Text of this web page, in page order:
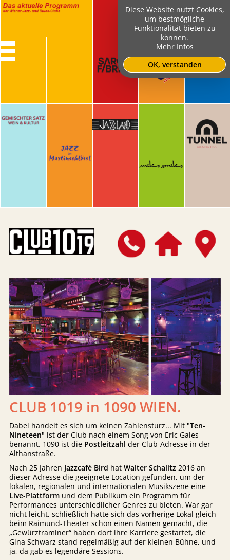
CLUB 1019 in 1090 WIEN.
Dabei handelt es sich um keinen Zahlensturz... Mit "Ten-
Nineteen" ist der Club nach einem Song von Eric Gales
benannt. 1090 ist die Postleitzahl der Club-Adresse in der
Althanstraße.
Nach 25 Jahren Jazzcafé Bird hatWalter Schalitz2016 an
dieser Adresse die geeignete Location gefunden, um der
lokalen, regionalen und internationalen Musikszene eine
Live-Plattformund dem Publikum ein Programm für
Performances unterschiedlicher Genres zu bieten. War gar
nicht leicht, schließlich hatte sich das vorherige Lokal gleich
beim Raimund-Theater schon einen Namen gemacht, die
„Gewürztraminer“ haben dort ihre Karriere gestartet, die
Gina Schwarz stand regelmäßig auf der kleinen Bühne, und
ja, da gab es legendäre Sessions.
Diese Website nutzt Cookies,
um bestmögliche
Funktionalität bieten zu
können.
Mehr Infos
OK, verstanden